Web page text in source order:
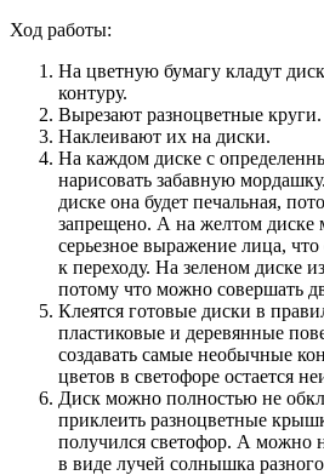
Ход работы:
На цветную бумагу кладут
контуру.
Вырезают разноцветные круги.
Наклеивают их на диски.
На каждом диске с
нарисовать забавную
диске она будет печальная,
запрещено. А на желтом диске
серьезное выражение лица, что
к переходу. На зеленом диске
потому что можно совершать
Клеятся готовые диски в
пластиковые и деревянные
создавать самые необычные
цветов в светофоре остается
Диск можно полностью не
приклеить разноцветные
получился светофор. А можно
в виде лучей солнышка